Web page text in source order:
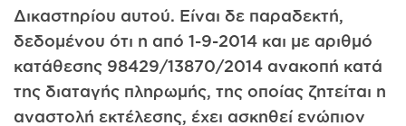
Δικαστηρίου αυτού. Είναι δε παραδεκτή,
δεδομένου ότι η από 1-9-2014 και με αριθμό
κατάθεσης 98429/13870/2014 ανακοπή κατά
της διαταγής πληρωμής, της οποίας ζητείται η
αναστολή εκτέλεσης, έχει ασκηθεί ενώπιον